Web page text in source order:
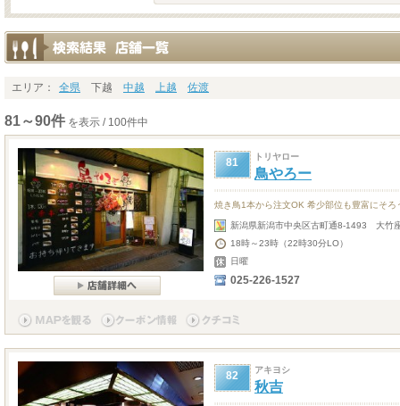
エリア： 全県 下越 中越 上越 佐渡
81～90件 を表示 / 100件中
81 トリヤロー
鳥やろー
焼き鳥1本から注文OK 希少部位も豊富にそろ
新潟県新潟市中央区古町通8-1493 大竹
18時～23時（22時30分LO）
日曜
025-226-1527
82 アキヨシ
秋吉